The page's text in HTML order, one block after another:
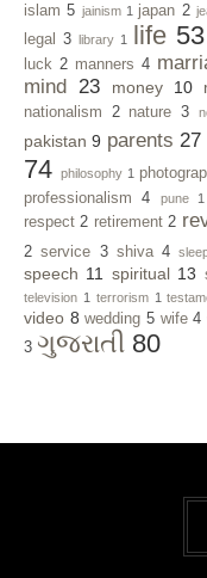
islam 5 jainism 1 japan 2
legal
3 library 1 life 53
luck 2 manners 4
mind 23 money 10
nationalism
2 nature 3
pakistan 9 parents 27
74 philosophy 1
professionalism
4 pune 1
respect 2 retirement 2
2 service 3 shiva 4
speech 11 spiritual 13
television 1 terrorism 1
video 8 wedding 5 wife 4
3 ગુજરાતી 80